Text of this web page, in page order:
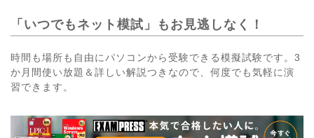
「いつでもネット模試」もお見逃しなく！
時間も場所も自由にパソコンから受験できる模擬試験です。3
か月間使い放題＆詳しい解説つきなので、何度でも気軽に演
習できます。